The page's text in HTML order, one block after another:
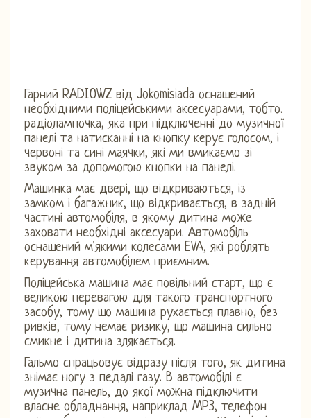
Гарний RADIOWZ від Jokomisiada оснащений
необхідними поліцейськими аксесуарами, тобто.
радіолампочка, яка при підключенні до музичної
панелі та натисканні на кнопку керує голосом, і
червоні та сині маячки, які ми вмикаємо зі
звуком за допомогою кнопки на панелі.
Машинка має двері, що відкриваються, із
замком і багажник, що відкривається, в задній
частині автомобіля, в якому дитина може
заховати необхідні аксесуари. Автомобіль
оснащений м'якими колесами EVA, які роблять
керування автомобілем приємним.
Поліцейська машина має повільний старт, що є
великою перевагою для такого транспортного
засобу, тому що машина рухається плавно, без
ривків, тому немає ризику, що машина сильно
смикне і дитина злякається.
Гальмо спрацьовує відразу після того, як дитина
знімає ногу з педалі газу. В автомобілі є
музична панель, до якої можна підключити
власне обладнання, наприклад MP3, телефон